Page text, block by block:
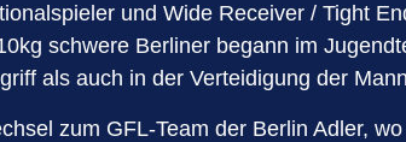
und Wide Receiver / Tight
schwere Berliner begann im
als auch in der Verteidigung der
zum GFL-Team der Berlin Adler,